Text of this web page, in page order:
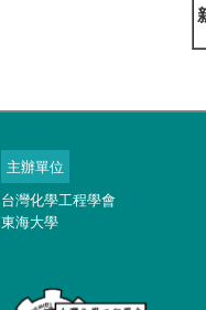
主辦單位
台灣化學工程學會
東海大學